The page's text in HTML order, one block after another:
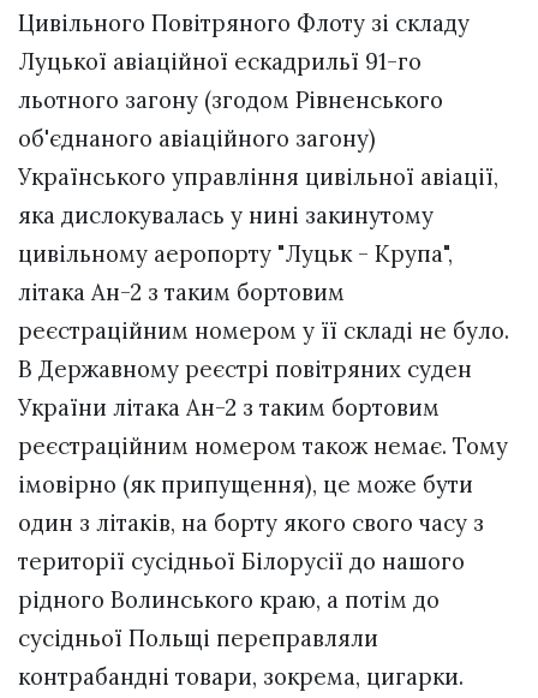
Цивільного Повітряного Флоту зі складу
Луцької авіаційної ескадрильї 91-го
льотного загону (згодом Рівненського
об'єднаного авіаційного загону)
Українського управління цивільної авіації,
яка дислокувалась у нині закинутому
цивільному аеропорту "Луцьк - Крупа",
літака Ан-2 з таким бортовим
реєстраційним номером у її складі не було.
В Державному реєстрі повітряних суден
України літака Ан-2 з таким бортовим
реєстраційним номером також немає. Тому
імовірно (як припущення), це може бути
один з літаків, на борту якого свого часу з
території сусідньої Білорусії до нашого
рідного Волинського краю, а потім до
сусідньої Польщі переправляли
контрабандні товари, зокрема, цигарки.